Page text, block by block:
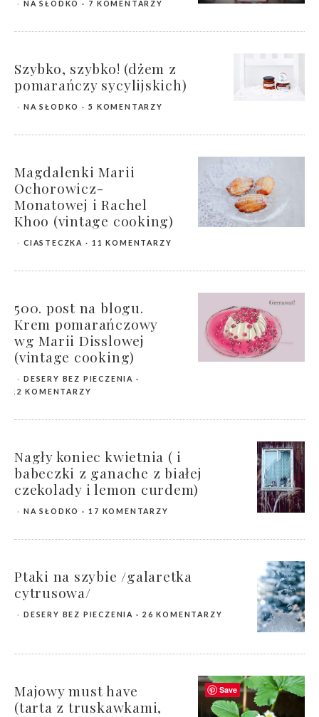
NA SŁODKO 7 KOMENTARZY
Szybko, szybko! (dżem z
pomarańczy sycylijskich)
NA SŁODKO 5 KOMENTARZY
Magdalenki Marii
Ochorowicz-
Monatowej i Rachel
Khoo (vintage cooking)
CIASTECZKA 11 KOMENTARZY
500. post na blogu.
Krem pomarańczowy
wg Marii Disslowej
(vintage cooking)
DESERY BEZ PIECZENIA
12 KOMENTARZY
Nagły koniec kwietnia ( i
babeczki z ganache z białej
czekolady i lemon curdem)
NA SŁODKO 17 KOMENTARZY
Ptaki na szybie /galaretka
cytrusowa/
DESERY BEZ PIECZENIA 26 KOMENTARZY
Majowy must have
(tarta z truskawkami,
Save